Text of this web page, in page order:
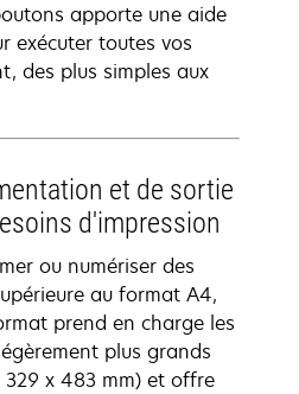
apporte une aide
exécuter toutes vos
des plus simples aux
et de sortie
d'impression
ou numériser des
au format A4,
prend en charge les
plus grands
329 x 483 mm) et offre